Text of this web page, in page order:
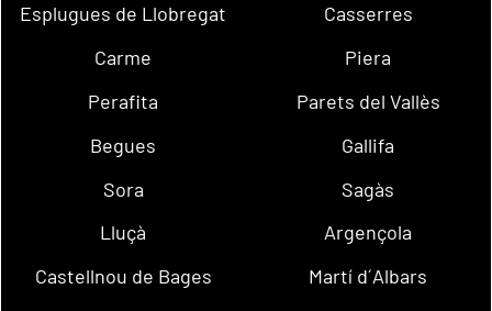
Esplugues de Llobregat
Casserres
Carme
Piera
Perafita
Parets del Vallès
Begues
Gallifa
Sora
Sagàs
Lluçà
Argençola
Castellnou de Bages
Martí d´Albars